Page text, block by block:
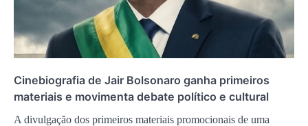
Cinebiografia de Jair Bolsonaro ganha primeiros
materiais e movimenta debate político e cultural
A divulgação dos primeiros materiais promocionais de uma